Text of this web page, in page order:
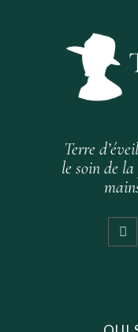
Terre
le soin de la